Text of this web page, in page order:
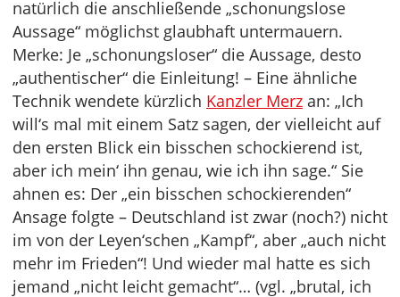
natürlich die anschließende „schonungslose
Aussage“ möglichst glaubhaft untermauern.
Merke: Je „schonungsloser“ die Aussage, desto
„authentischer“ die Einleitung! – Eine ähnliche
Technik wendete kürzlich Kanzler Merz an: „Ich
will‘s mal mit einem Satz sagen, der vielleicht auf
den ersten Blick ein bisschen schockierend ist,
aber ich mein‘ ihn genau, wie ich ihn sage.“ Sie
ahnen es: Der „ein bisschen schockierenden“
Ansage folgte – Deutschland ist zwar (noch?) nicht
im von der Leyen‘schen „Kampf“, aber „auch nicht
mehr im Frieden“! Und wieder mal hatte es sich
jemand „nicht leicht gemacht“… (vgl. „brutal, ich